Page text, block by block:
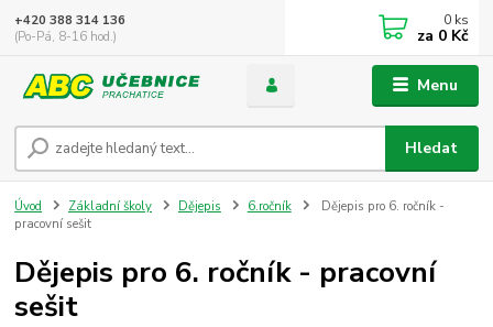
Menu
Hledat
+420 388 314 136
(Po-Pá, 8-16 hod.)
0 ks
za 0 Kč
Úvod Základní školy Dějepis 6.ročník
Dějepis pro 6. ročník -
pracovní sešit
Dějepis pro 6. ročník - pracovní
sešit